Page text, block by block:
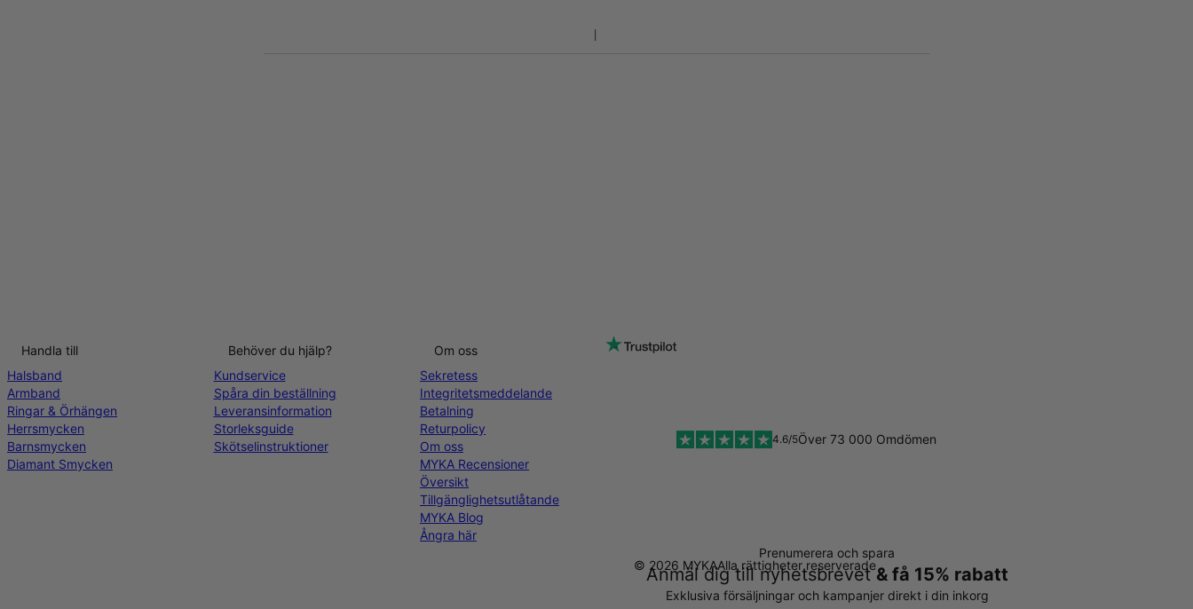
Prenumerera och spara
Anmäl dig till nyhetsbrevet& få 15% rabatt
Exklusiva försäljningar och kampanjer direkt i din inkorg
Handla till
Halsband
Armband
Ringar & Örhängen
Herrsmycken
Barnsmycken
Diamant Smycken
Behöver du hjälp?
Kundservice
Spåra din beställning
Leveransinformation
Storleksguide
Skötselinstruktioner
Om oss
Sekretess
Integritetsmeddelande
Betalning
Returpolicy
Om oss
MYKA Recensioner
Översikt
Tillgänglighetsutlåtande
MYKA Blog
Ångra här
4.6/5Över 73 000 Omdömen
© 2026 MYKAAlla rättigheter reserverade